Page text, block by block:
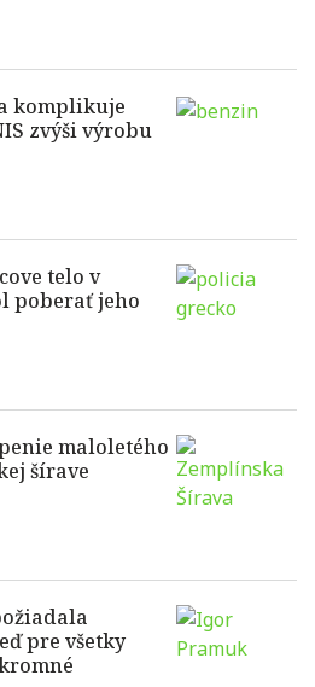
komplikuje
zvýši výrobu
telo v
poberať jeho
maloletého
šírave
pre všetky